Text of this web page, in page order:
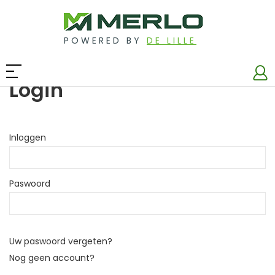
POWERED BY DE LILLE
Login
Inloggen
Paswoord
Uw paswoord vergeten?
Nog geen account?